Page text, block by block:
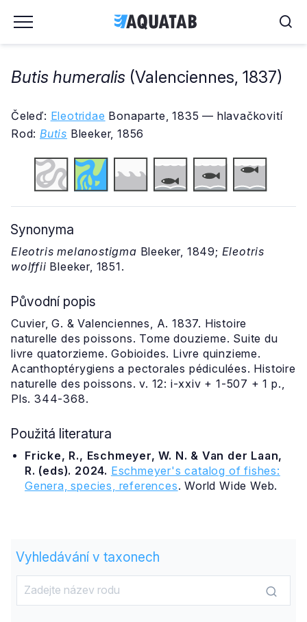
Butis humeralis (Valenciennes, 1837)
Čeleď: Eleotridae Bonaparte, 1835 — hlavačkovití
Rod: Butis Bleeker, 1856
Synonyma
Eleotris melanostigma Bleeker, 1849; Eleotris
wolffii Bleeker, 1851.
Původní popis
Cuvier, G. & Valenciennes, A. 1837. Histoire
naturelle des poissons. Tome douzieme. Suite du
livre quatorzieme. Gobioides. Livre quinzieme.
Acanthoptérygiens a pectorales pédiculées. Histoire
naturelle des poissons. v. 12: i-xxiv + 1-507 + 1 p.,
Pls. 344-368.
Použitá literatura
Fricke, R., Eschmeyer, W. N. & Van der Laan,
R. (eds). 2024. Eschmeyer's catalog of fishes:
Genera, species, references. World Wide Web.
Vyhledávání v taxonech